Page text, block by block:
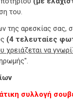
του.
της αρεσκίας σας,
(4 τελευταίες
να
συλλογή